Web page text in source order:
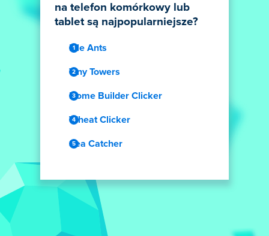
na telefon komórkowy lub
tablet są najpopularniejsze?
Idle Ants
Tiny Towers
Home Builder Clicker
Wheat Clicker
Sea Catcher